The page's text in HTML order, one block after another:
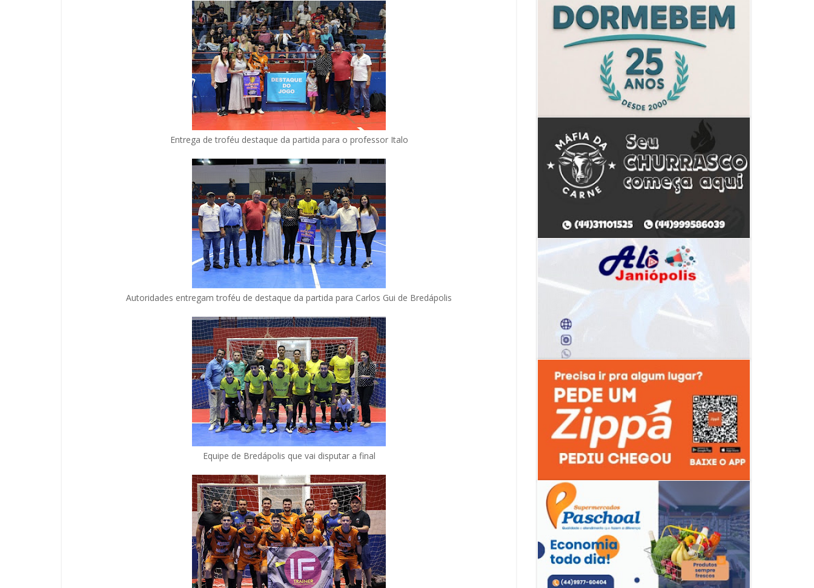
Entrega de troféu destaque da partida para o professor Italo
Autoridades entregam troféu de destaque da partida para Carlos Gui de Bredápolis
Equipe de Bredápolis que vai disputar a final